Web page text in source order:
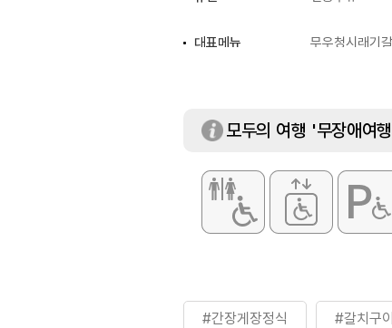
대표메뉴
무우청시래기
모두의 여행 '무장애여
#간장게장정식 #갈치구